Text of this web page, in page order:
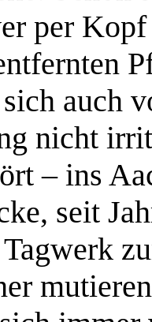
per
auch
nicht
– ins
seit